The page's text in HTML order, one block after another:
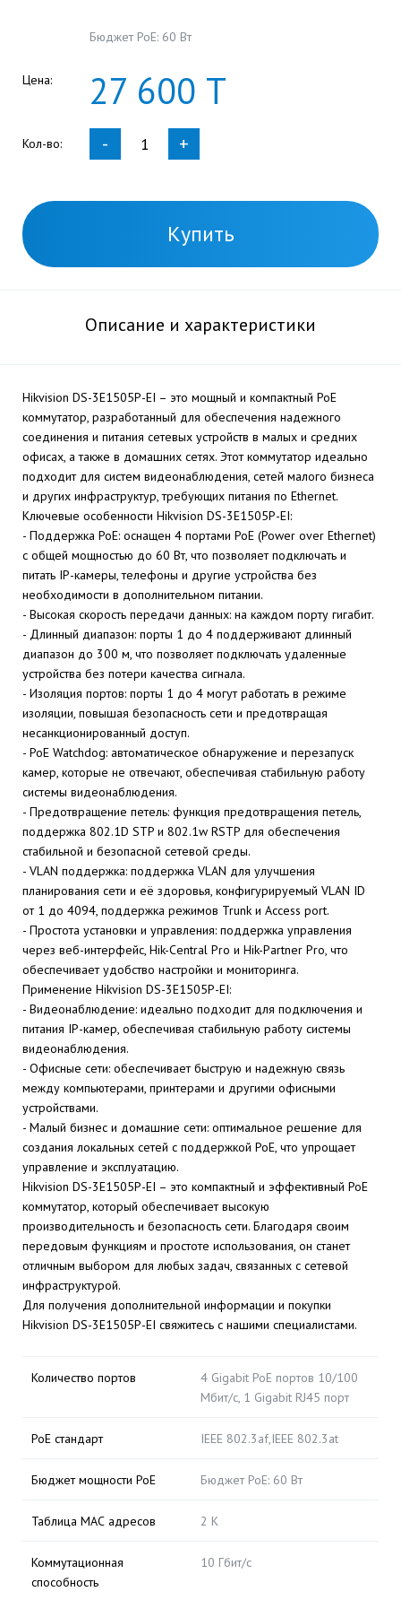
Бюджет PoE: 60 Вт
Цена: 27 600 Т
Кол-во: - +
Купить
Описание и характеристики
Hikvision DS-3E1505P-EI – это мощный и компактный PoE
коммутатор, разработанный для обеспечения надежного
соединения и питания сетевых устройств в малых и средних
офисах, а также в домашних сетях. Этот коммутатор идеально
подходит для систем видеонаблюдения, сетей малого бизнеса
и других инфраструктур, требующих питания по Ethernet.
Ключевые особенности Hikvision DS-3E1505P-EI:
- Поддержка PoE: оснащен 4 портами PoE (Power over Ethernet)
с общей мощностью до 60 Вт, что позволяет подключать и
питать IP-камеры, телефоны и другие устройства без
необходимости в дополнительном питании.
- Высокая скорость передачи данных: на каждом порту гигабит.
- Длинный диапазон: порты 1 до 4 поддерживают длинный
диапазон до 300 м, что позволяет подключать удаленные
устройства без потери качества сигнала.
- Изоляция портов: порты 1 до 4 могут работать в режиме
изоляции, повышая безопасность сети и предотвращая
несанкционированный доступ.
- PoE Watchdog: автоматическое обнаружение и перезапуск
камер, которые не отвечают, обеспечивая стабильную работу
системы видеонаблюдения.
- Предотвращение петель: функция предотвращения петель,
поддержка 802.1D STP и 802.1w RSTP для обеспечения
стабильной и безопасной сетевой среды.
- VLAN поддержка: поддержка VLAN для улучшения
планирования сети и её здоровья, конфигурируемый VLAN ID
от 1 до 4094, поддержка режимов Trunk и Access port.
- Простота установки и управления: поддержка управления
через веб-интерфейс, Hik-Central Pro и Hik-Partner Pro, что
обеспечивает удобство настройки и мониторинга.
Применение Hikvision DS-3E1505P-EI:
- Видеонаблюдение: идеально подходит для подключения и
питания IP-камер, обеспечивая стабильную работу системы
видеонаблюдения.
- Офисные сети: обеспечивает быструю и надежную связь
между компьютерами, принтерами и другими офисными
устройствами.
- Малый бизнес и домашние сети: оптимальное решение для
создания локальных сетей с поддержкой PoE, что упрощает
управление и эксплуатацию.
Hikvision DS-3E1505P-EI – это компактный и эффективный PoE
коммутатор, который обеспечивает высокую
производительность и безопасность сети. Благодаря своим
передовым функциям и простоте использования, он станет
отличным выбором для любых задач, связанных с сетевой
инфраструктурой.
Для получения дополнительной информации и покупки
Hikvision DS-3E1505P-EI свяжитесь с нашими специалистами.
Количество портов
4 Gigabit PoE портов 10/100
Мбит/с, 1 Gigabit RJ45 порт
PoE стандарт IEEE 802.3af,IEEE 802.3at
Бюджет мощности PoE Бюджет PoE: 60 Вт
Таблица МАС адресов 2 K
Коммутационная
способность
10 Гбит/с